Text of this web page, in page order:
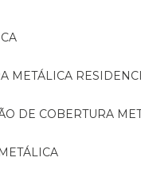
METÁLICA
DE COBERTURA